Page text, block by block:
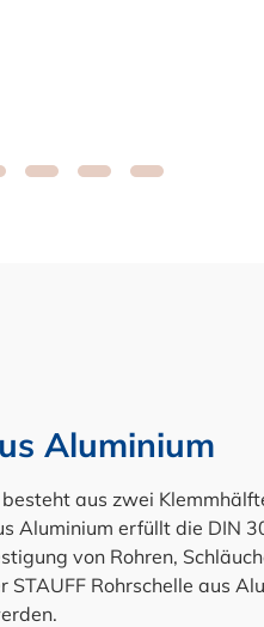
Aluminium
aus zwei
Aluminium erfüllt die DIN
von Rohren,
Rohrschelle aus